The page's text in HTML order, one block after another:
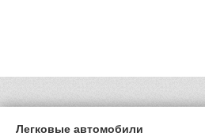
Легковые автомобили